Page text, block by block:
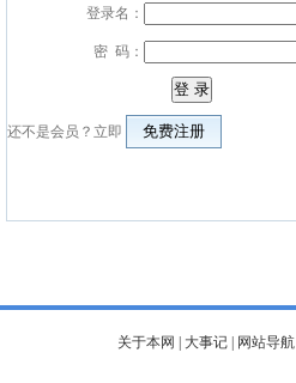
登录名：
密 码：
还不是会员？立即
关于本网 大事记 网站导航